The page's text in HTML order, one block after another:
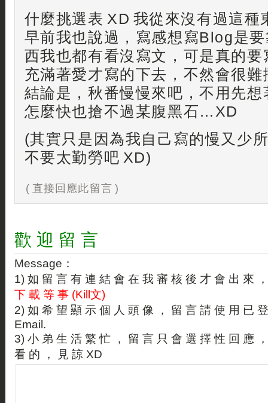
什麼挑選表 XD 我從來沒有過這種
早前我也說過，寫感想寫Blog是
西我也都有看沒寫文，可是真的
充滿著愛才寫的下去，不然會很
結論是，秋番慢慢來吧，不用先
怎麼快也搶不過某腹黑石…XD
(其實只是因為我自己寫的慢又少
不要太勤勞吧 XD)
( 直接回應此留言 )
歡 迎 留 言
Message：
1) 如 留 言 有 連 結 會 在 我 審 核 後 才 會 出 來
下 載 等 事 (Kill文)
2) 如 希 望 顯 示 個 人 頭 像 ， 留 言 請 使 用 已
Email.
3) 小 弟 生 活 繁 忙 ， 留 言 只 會 選 擇 性 回 應
看 的 ， 見 諒 XD